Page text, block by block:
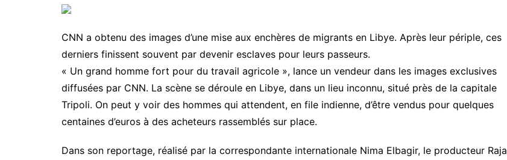
CNN a obtenu des images d’une mise aux enchères de migrants en Libye. Après leur périple, ces
derniers finissent souvent par devenir esclaves pour leurs passeurs.
« Un grand homme fort pour du travail agricole », lance un vendeur dans les images exclusives
diffusées par CNN. La scène se déroule en Libye, dans un lieu inconnu, situé près de la capitale
Tripoli. On peut y voir des hommes qui attendent, en file indienne, d’être vendus pour quelques
centaines d’euros à des acheteurs rassemblés sur place.
Dans son reportage, réalisé par la correspondante internationale Nima Elbagir, le producteur Raja